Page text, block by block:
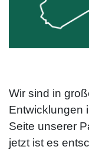
Wir sind in
Entwicklungen
Seite unserer
jetzt ist es